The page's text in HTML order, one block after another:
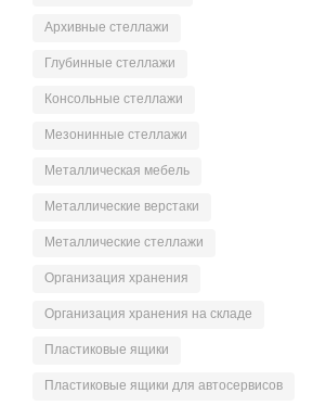
Архивные стеллажи
Глубинные стеллажи
Консольные стеллажи
Мезонинные стеллажи
Металлическая мебель
Металлические верстаки
Металлические стеллажи
Организация хранения
Организация хранения на складе
Пластиковые ящики
Пластиковые ящики для автосервисов